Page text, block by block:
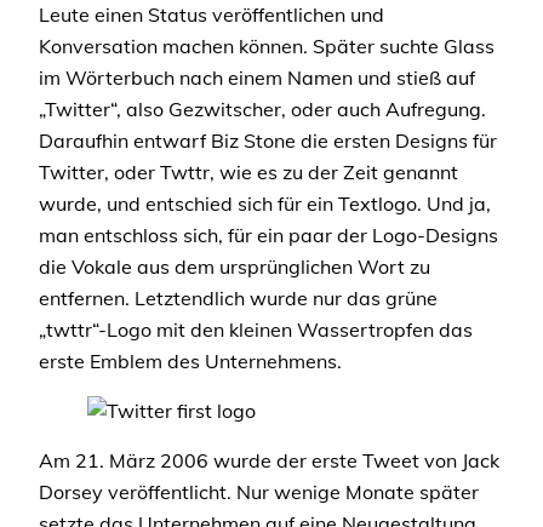
Leute einen Status veröffentlichen und
Konversation machen können. Später suchte Glass
im Wörterbuch nach einem Namen und stieß auf
„Twitter“, also Gezwitscher, oder auch Aufregung.
Daraufhin entwarf Biz Stone die ersten Designs für
Twitter, oder Twttr, wie es zu der Zeit genannt
wurde, und entschied sich für ein Textlogo. Und ja,
man entschloss sich, für ein paar der Logo-Designs
die Vokale aus dem ursprünglichen Wort zu
entfernen. Letztendlich wurde nur das grüne
„twttr“-Logo mit den kleinen Wassertropfen das
erste Emblem des Unternehmens.
Am 21. März 2006 wurde der erste Tweet von Jack
Dorsey veröffentlicht. Nur wenige Monate später